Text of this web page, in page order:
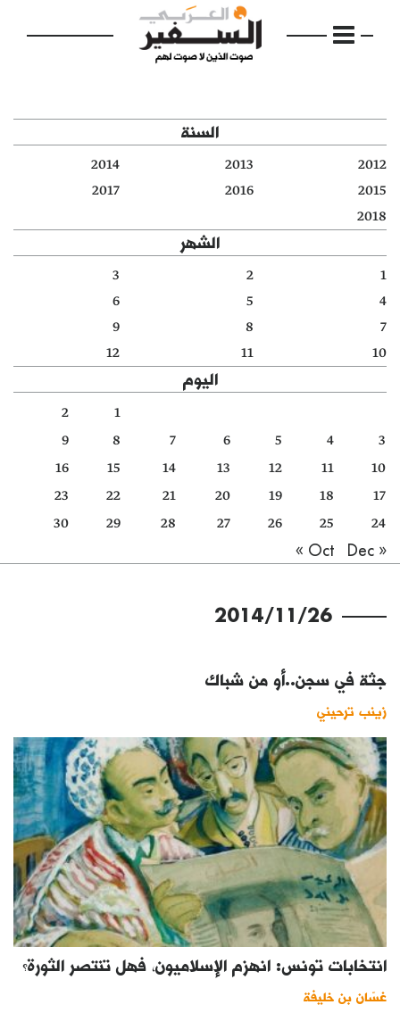
الرئيسية
مواضيع
دفاتر
الأرشيف
السنة
2012
2013
2014
2015
2016
2017
2018
الشهر
1
2
3
4
5
6
7
8
9
10
11
12
اليوم
1
2
3
4
5
6
7
8
9
10
11
12
13
14
15
16
17
18
19
20
21
22
23
24
25
26
27
28
29
30
« Oct
Dec »
2014/11/26
جثة في سجن..أو من شباك
زينب ترحيني
انتخابات تونس: انهزم الإسلاميون، فهل تنتصر الثورة؟
غسّان بن خليفة